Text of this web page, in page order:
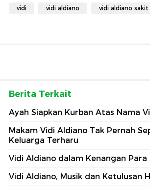
vidi vidi aldiano vidi aldiano sakit
Berita Terkait
Ayah Siapkan Kurban Atas Nama
Makam Vidi Aldiano Tak Pernah
Keluarga Terharu
Vidi Aldiano dalam Kenangan Para
Vidi Aldiano, Musik dan Ketulusan